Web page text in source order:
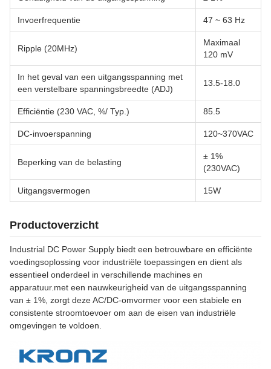
Invoerfrequentie 47 ~ 63 Hz
Ripple (20MHz)
Maximaal
120 mV
In het geval van een uitgangsspanning met
een verstelbare spanningsbreedte (ADJ)
13.5-18.0
Efficiëntie (230 VAC, %/ Typ.) 85.5
DC-invoerspanning 120~370VAC
Beperking van de belasting
± 1%
(230VAC)
Uitgangsvermogen 15W
Productoverzicht
Industrial DC Power Supply biedt een betrouwbare en efficiënte
voedingsoplossing voor industriële toepassingen en dient als
essentieel onderdeel in verschillende machines en
apparatuur.met een nauwkeurigheid van de uitgangsspanning
van ± 1%, zorgt deze AC/DC-omvormer voor een stabiele en
consistente stroomtoevoer om aan de eisen van industriële
omgevingen te voldoen.